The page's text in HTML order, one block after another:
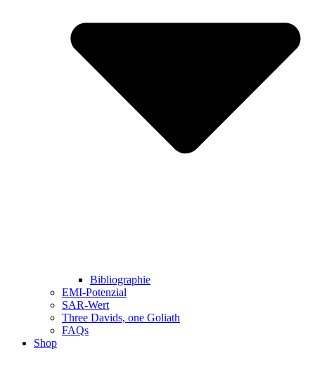
Bibliographie
EMI-Potenzial
SAR-Wert
Three Davids, one Goliath
FAQs
Shop